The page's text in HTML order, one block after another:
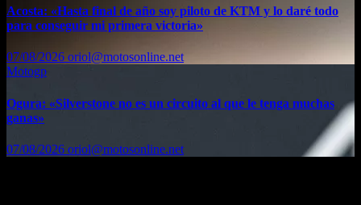
Acosta: «Hasta final de año soy piloto de KTM y lo daré todo
para conseguir mi primera victoria»
07/08/2026 oriol@motosonline.net
Motogp
Ogura: «Silverstone no es un circuito al que le tenga muchas
ganas»
07/08/2026 oriol@motosonline.net